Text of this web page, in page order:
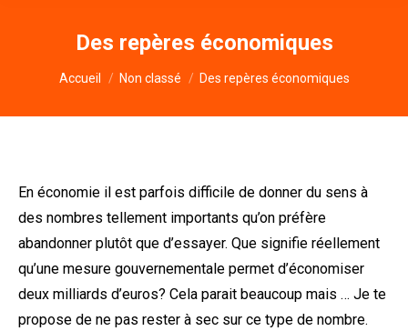
Des repères économiques
Vous êtes ici :
Accueil Non classé Des repères économiques
En économie il est parfois difficile de donner du sens à
des nombres tellement importants qu’on préfère
abandonner plutôt que d’essayer. Que signifie réellement
qu’une mesure gouvernementale permet d’économiser
deux milliards d’euros? Cela parait beaucoup mais … Je te
propose de ne pas rester à sec sur ce type de nombre.